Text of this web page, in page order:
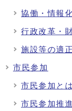
協働・情報
行政改革・
施設等の適
市民参加
市民参加とは
市民参加推